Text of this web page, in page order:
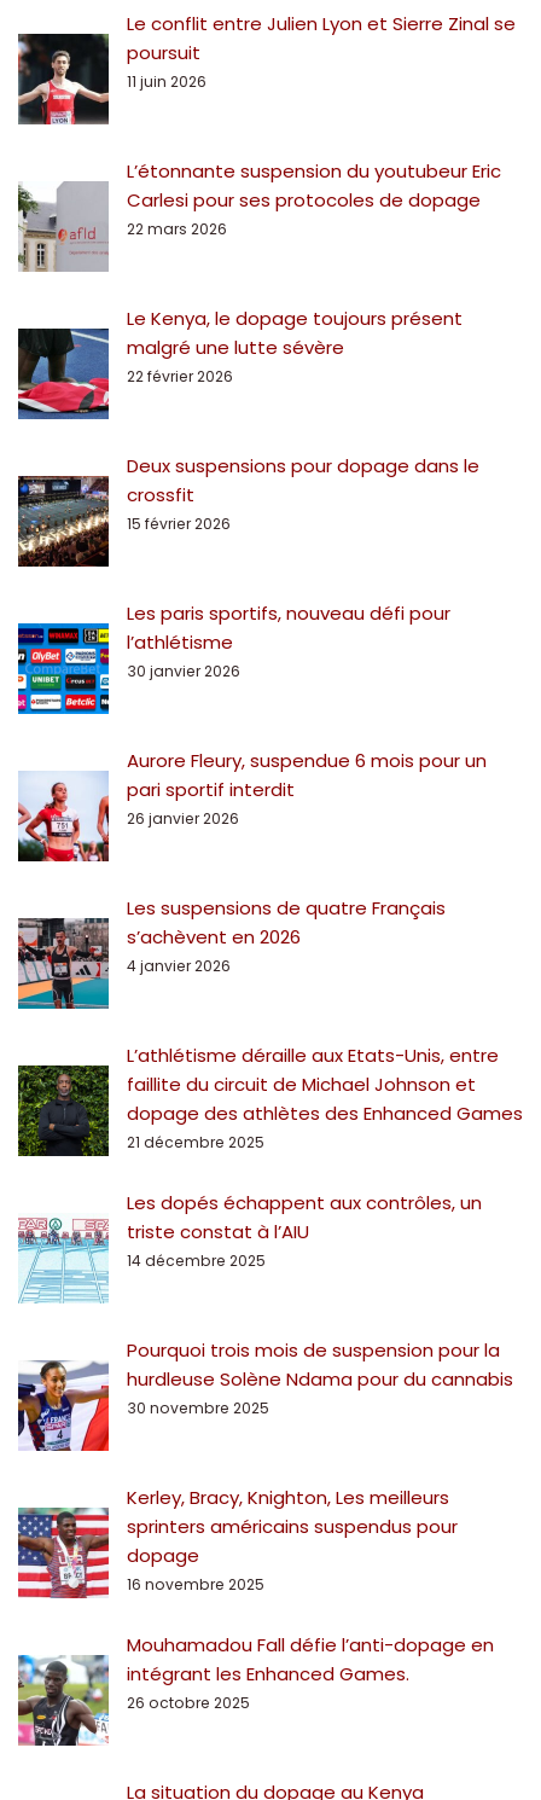
Le conflit entre Julien Lyon et Sierre Zinal se
poursuit
11 juin 2026
L’étonnante suspension du youtubeur Eric
Carlesi pour ses protocoles de dopage
22 mars 2026
Le Kenya, le dopage toujours présent
malgré une lutte sévère
22 février 2026
Deux suspensions pour dopage dans le
crossfit
15 février 2026
Les paris sportifs, nouveau défi pour
l’athlétisme
30 janvier 2026
Aurore Fleury, suspendue 6 mois pour un
pari sportif interdit
26 janvier 2026
Les suspensions de quatre Français
s’achèvent en 2026
4 janvier 2026
L’athlétisme déraille aux Etats-Unis, entre
faillite du circuit de Michael Johnson et
dopage des athlètes des Enhanced Games
21 décembre 2025
Les dopés échappent aux contrôles, un
triste constat à l’AIU
14 décembre 2025
Pourquoi trois mois de suspension pour la
hurdleuse Solène Ndama pour du cannabis
30 novembre 2025
Kerley, Bracy, Knighton, Les meilleurs
sprinters américains suspendus pour
dopage
16 novembre 2025
Mouhamadou Fall défie l’anti-dopage en
intégrant les Enhanced Games.
26 octobre 2025
La situation du dopage au Kenya